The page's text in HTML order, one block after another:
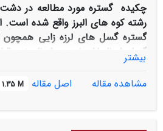
چکیده گستره مورد مطالعه در
رشته کوه های البرز واقع شده است.
گستره گسل های لرزه زایی
گسل شمال اشتهارد در شمال خود
استناد بر شواهد و پدیده های
تاریخی منسوب به سگز آباد، در
همراه هستند همچون افراز جنوب
بیشتر
مشاهده مقاله
اصل مقاله 1.35 M